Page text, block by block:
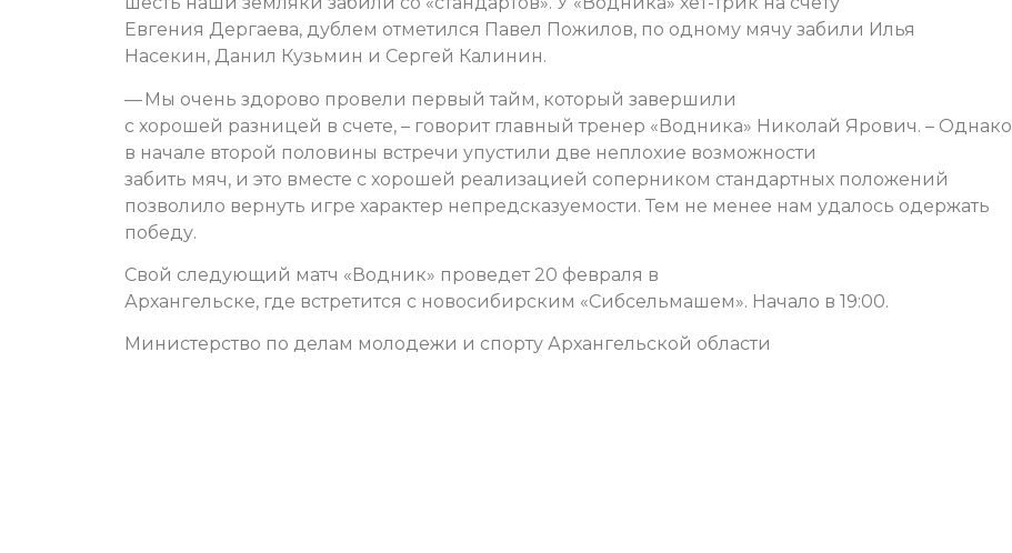
Евгения Дергаева, дублем отметился Павел Пожилов, по одному мячу забили Илья
Насекин, Данил Кузьмин и Сергей Калинин.
— Мы очень здорово провели первый тайм, который завершили
с хорошей разницей в счете, – говорит главный тренер «Водника» Николай Ярович. – Однако
в начале второй половины встречи упустили две неплохие возможности
забить мяч, и это вместе с хорошей реализацией соперником стандартных положений
позволило вернуть игре характер непредсказуемости. Тем не менее нам удалось одержать
победу.
Свой следующий матч «Водник» проведет 20 февраля в
Архангельске, где встретится с новосибирским «Сибсельмашем». Начало в 19:00.
Министерство по делам молодежи и спорту Архангельской области